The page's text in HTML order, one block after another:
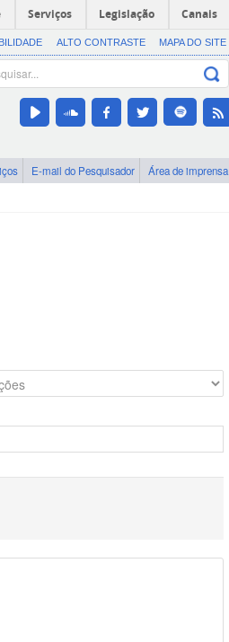
Serviços Legislação Canais
ALTO CONTRASTE MAPA DO SITE
E-mail do Pesquisador Área de imprensa